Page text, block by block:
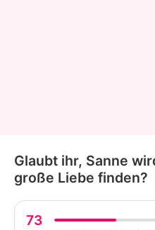
Glaubt ihr, Sanne
große Liebe finden?
73